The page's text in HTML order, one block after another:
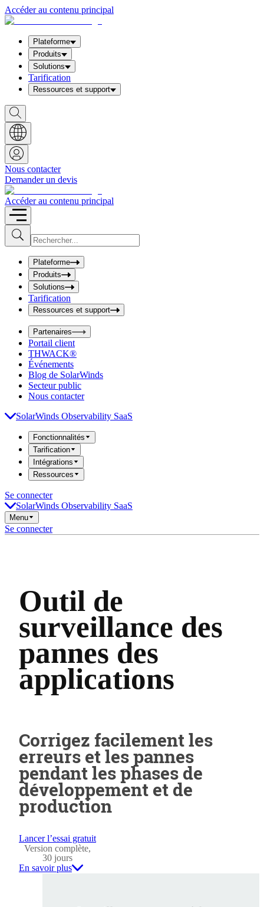
Accéder au contenu principal
Plateforme
Produits
Solutions
Tarification
Ressources et support
S
h
o
w
S
e
a
r
c
h
b
o
x
Nous contacter
Demander un devis
Accéder au contenu principal
S
u
b
I
n
u
t
S
e
a
r
c
h
b
o
x
Plateforme
Produits
Solutions
Tarification
Ressources et support
Partenaires
Portail client
THWACK®
Événements
Blog de SolarWinds
Secteur public
Nous contacter
SolarWinds Observability SaaS
Fonctionnalités
Tarification
Intégrations
Ressources
Se connecter
SolarWinds Observability SaaS
Menu
Se connecter
Outil de
surveillance des
pannes des
applications
Corrigez facilement les
erreurs et les pannes
pendant les phases de
développement et de
production
Lancer l’essai gratuit
Version complète,
30 jours
En savoir plus